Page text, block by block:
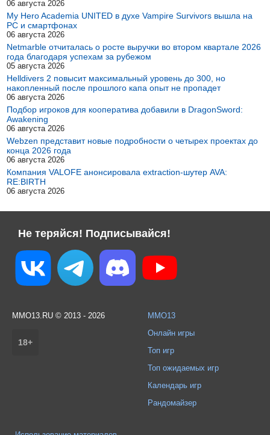
06 августа 2026
My Hero Academia UNITED в духе Vampire Survivors вышла на
PC и смартфонах
06 августа 2026
Netmarble отчиталась о росте выручки во втором квартале 2026
года благодаря успехам за рубежом
05 августа 2026
Helldivers 2 повысит максимальный уровень до 300, но
накопленный после прошлого капа опыт не пропадет
06 августа 2026
Подбор игроков для кооператива добавили в DragonSword:
Awakening
06 августа 2026
Webzen представит новые подробности о четырех проектах до
конца 2026 года
06 августа 2026
Компания VALOFE анонсировала extraction-шутер AVA:
RE:BIRTH
06 августа 2026
Не теряйся! Подписывайся!
MMO13.RU © 2013 - 2026
18+
MMO13
Онлайн игры
Топ игр
Топ ожидаемых игр
Календарь игр
Рандомайзер